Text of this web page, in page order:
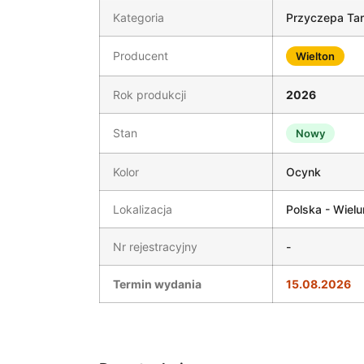
Kategoria Przyczepa
Producent Wielton
Rok produkcji 2026
Stan Nowy
Kolor Ocynk
Lokalizacja Polska -
Nr rejestracyjny -
Termin wydania 15.08.2026